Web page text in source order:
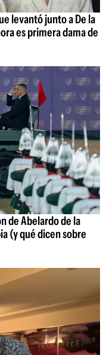
levantó junto a De la
es primera dama de
de Abelardo de la
(y qué dicen sobre